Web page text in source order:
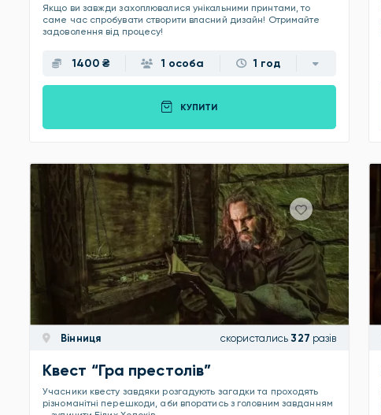
Якщо ви завжди захоплювалися унікальними принтами, то
саме час спробувати створити власний дизайн! Отримайте
задоволення від процесу!
1400 ₴ 1 особа 1 год
КУПИТИ
Вінниця скористались 327 разів
Квест “Гра престолiв”
Учасники квесту завдяки розгадують загадки та проходять
різноманітні перешкоди, аби впоратись з головним завданням